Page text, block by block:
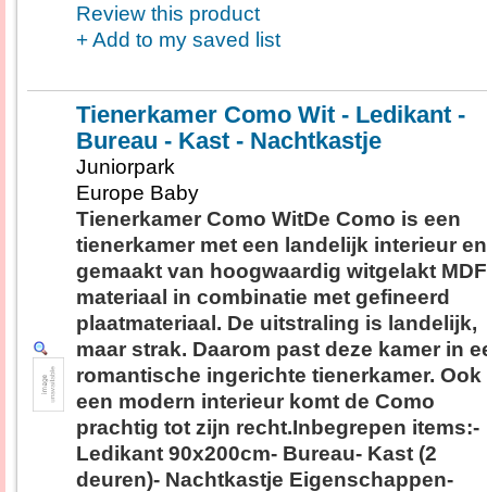
Review this product
+ Add to my saved list
Tienerkamer Como Wit - Ledikant -
Bureau - Kast - Nachtkastje
Juniorpark
Europe Baby
Tienerkamer Como WitDe Como is een
tienerkamer met een landelijk interieur en
gemaakt van hoogwaardig witgelakt
materiaal in combinatie met gefineerd
plaatmateriaal. De uitstraling is landelijk,
maar strak. Daarom past deze kamer in
romantische ingerichte tienerkamer. Ook
een modern interieur komt de Como
prachtig tot zijn recht.Inbegrepen items:-
Ledikant 90x200cm- Bureau- Kast (2
deuren)- Nachtkastje Eigenschappen-